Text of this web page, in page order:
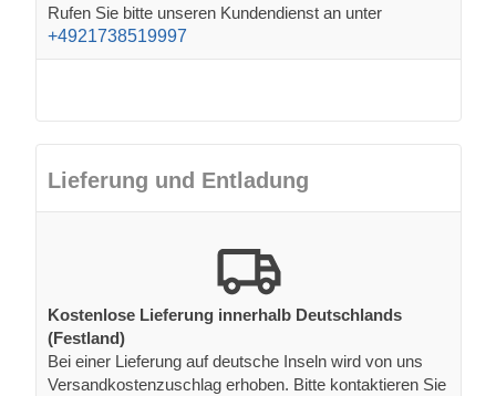
Rufen Sie bitte unseren Kundendienst an unter
+4921738519997
Lieferung und Entladung
Kostenlose Lieferung innerhalb Deutschlands
(Festland)
Bei einer Lieferung auf deutsche Inseln wird von uns
Versandkostenzuschlag erhoben. Bitte kontaktieren Sie